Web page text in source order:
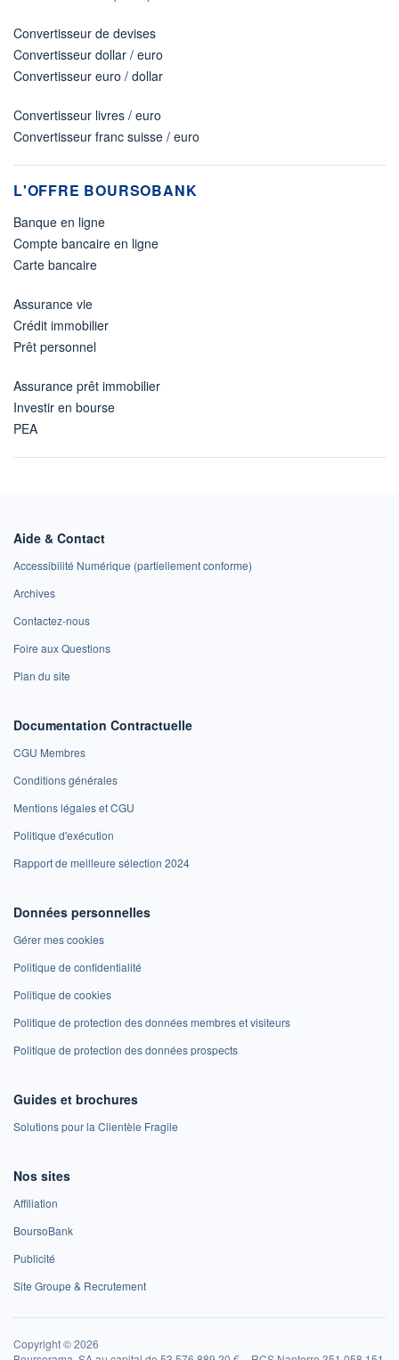
Convertisseur de devises
Convertisseur dollar / euro
Convertisseur euro / dollar
Convertisseur livres / euro
Convertisseur franc suisse / euro
L'OFFRE BOURSOBANK
Banque en ligne
Compte bancaire en ligne
Carte bancaire
Assurance vie
Crédit immobilier
Prêt personnel
Assurance prêt immobilier
Investir en bourse
PEA
Aide & Contact
Accessibilité Numérique (partiellement conforme)
Archives
Contactez-nous
Foire aux Questions
Plan du site
Documentation Contractuelle
CGU Membres
Conditions générales
Mentions légales et CGU
Politique d'exécution
Rapport de meilleure sélection 2024
Données personnelles
Gérer mes cookies
Politique de confidentialité
Politique de cookies
Politique de protection des données membres et visiteurs
Politique de protection des données prospects
Guides et brochures
Solutions pour la Clientèle Fragile
Nos sites
Affiliation
BoursoBank
Publicité
Site Groupe & Recrutement
Copyright © 2026